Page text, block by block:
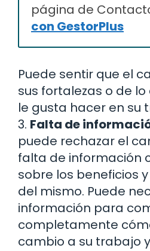
página de
con GestorPlus
Puede sentir que el
sus fortalezas o de
le gusta hacer en su
3. Falta de
puede rechazar el
falta de información
sobre los beneficios
del mismo. Puede
información para
completamente
cambio a su trabajo